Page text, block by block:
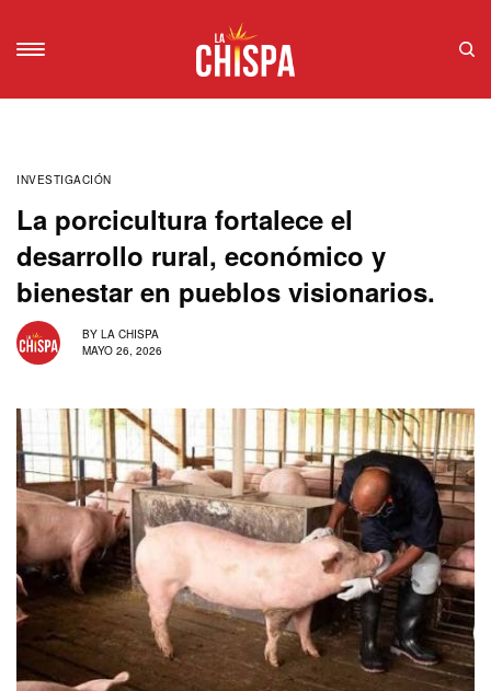
INVESTIGACIÓN
La porcicultura fortalece el
desarrollo rural, económico y
bienestar en pueblos visionarios.
BY LA CHISPA
MAYO 26, 2026